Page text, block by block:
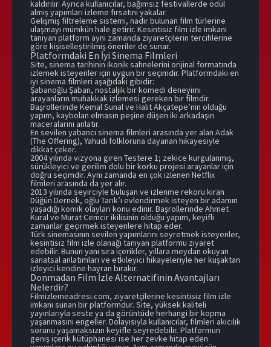
kaldırılır. Ayrıca kullanıcılar, bağımsız festivallerde ödül
almış yapımları izleme fırsatını yakalar.
Gelişmiş filtreleme sistemi, nadir bulunan film türlerine
ulaşmayı mümkün hale getirir. Kesintisiz film izle imkanı
tanıyan platform aynı zamanda ziyaretçilerin tercihlerine
göre kişiselleştirilmiş öneriler de sunar.
Platformdaki En İyi Sinema Filmleri
Site, sinema tarihinin ikonik sahnelerini orijinal formatında
izlemek isteyenler için uygun bir seçimdir. Platformdaki en
iyi sinema filmleri aşağıdaki gibidir:
Şabanoğlu Şaban, nostaljik bir komedi deneyimi
arayanların muhakkak izlemesi gereken bir filmdir.
Başrollerinde Kemal Sunal ve Halit Akçatepe’nin olduğu
yapım, kaybolan elmasın peşine düşen iki arkadaşın
maceralarını anlatır.
En sevilen yabancı sinema filmleri arasında yer alan Adak
(The Offering), Yahudi folkloruna dayanan hikayesiyle
dikkat çeker.
2004 yılında vizyona giren Testere 1; zekice kurgulanmış,
sürükleyici ve gerilim dolu bir korku projesi arayanlar için
doğru seçimdir. Aynı zamanda en çok izlenen Netflix
filmleri arasında da yer alır.
2013 yılında seyirciyle buluşan ve izlenme rekoru kıran
Düğün Dernek, oğlu Tarık’ı evlendirmek isteyen bir adamın
yaşadığı komik olayları konu edinir. Başrollerinde Ahmet
Kural ve Murat Cemcir ikilisinin olduğu yapım, keyifli
zamanlar geçirmek isteyenlere hitap eder.
Türk sinemasının sevilen yapımlarını seyretmek isteyenler,
kesintisiz film izle olanağı tanıyan platformu ziyaret
edebilir. Bunun yanı sıra içerikler, yıllara meydan okuyan
sanatsal anlatımları ve etkileyici hikayeleriyle her kuşaktan
izleyici kendine hayran bırakır.
Donmadan Film İzle Alternatifinin Avantajları
Nelerdir?
Filmizlemeadresi.com, ziyaretçilerine kesintisiz film izle
imkanı sunan bir platformdur. Site, yüksek kaliteli
yayınlarıyla seste ya da görüntüde herhangi bir kopma
yaşanmasını engeller. Dolayısıyla kullanıcılar, filmleri akıcılık
sorunu yaşamaksızın keyifle seyredebilir. Platformun
geniş içerik kütüphanesi ise her zevke hitap eden